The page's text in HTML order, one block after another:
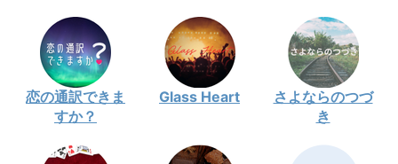
恋の通訳できま
すか？
Glass Heart
さよならのつづ
き